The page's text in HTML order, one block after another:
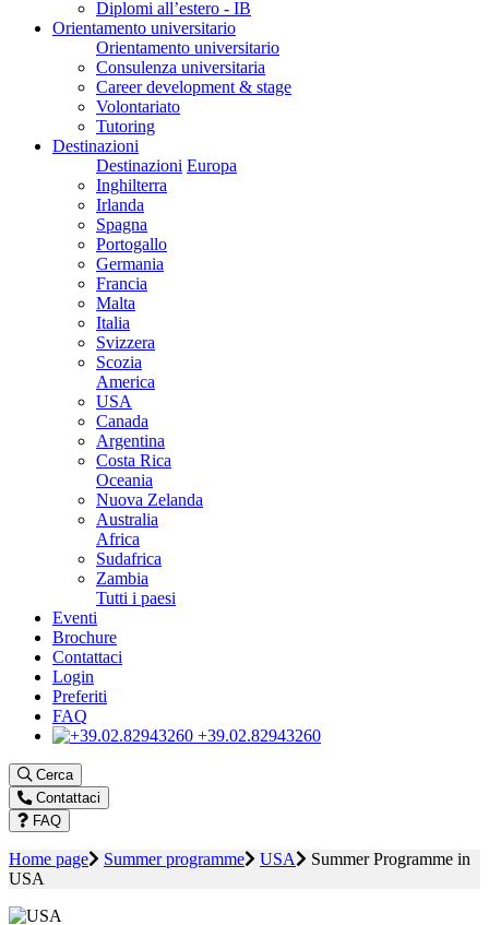
Diplomi all’estero - IB
Orientamento universitario
Orientamento universitario
Consulenza universitaria
Career development & stage
Volontariato
Tutoring
Destinazioni
Destinazioni Europa
Inghilterra
Irlanda
Spagna
Portogallo
Germania
Francia
Malta
Italia
Svizzera
Scozia
America
USA
Canada
Argentina
Costa Rica
Oceania
Nuova Zelanda
Australia
Africa
Sudafrica
Zambia
Tutti i paesi
Eventi
Brochure
Contattaci
Login
Preferiti
FAQ
+39.02.82943260
Cerca
Contattaci
FAQ
Home page Summer programme USA
Summer Programme in
USA